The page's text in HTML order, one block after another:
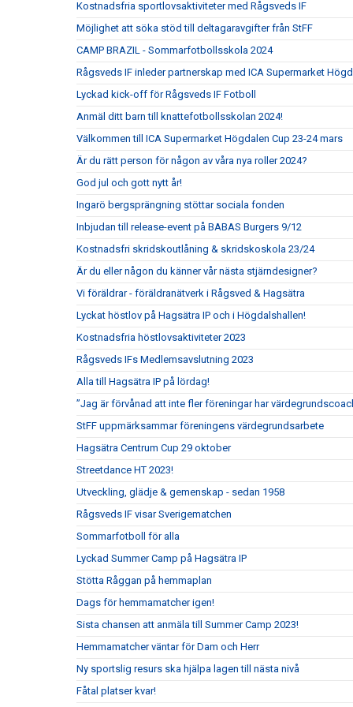
Kostnadsfria sportlovsaktiviteter med Rågsveds IF
Möjlighet att söka stöd till deltagaravgifter från StFF
CAMP BRAZIL - Sommarfotbollsskola 2024
Rågsveds IF inleder partnerskap med ICA Supermarket
Lyckad kick-off för Rågsveds IF Fotboll
Anmäl ditt barn till knattefotbollsskolan 2024!
Välkommen till ICA Supermarket Högdalen Cup 23-24 mars
Är du rätt person för någon av våra nya roller 2024?
God jul och gott nytt år!
Ingarö bergsprängning stöttar sociala fonden
Inbjudan till release-event på BABAS Burgers 9/12
Kostnadsfri skridskoutlåning & skridskoskola 23/24
Är du eller någon du känner vår nästa stjärndesigner?
Vi föräldrar - föräldranätverk i Rågsved & Hagsätra
Lyckat höstlov på Hagsätra IP och i Högdalshallen!
Kostnadsfria höstlovsaktiviteter 2023
Rågsveds IFs Medlemsavslutning 2023
Alla till Hagsätra IP på lördag!
”Jag är förvånad att inte fler föreningar har
StFF uppmärksammar föreningens värdegrundsarbete
Hagsätra Centrum Cup 29 oktober
Streetdance HT 2023!
Utveckling, glädje & gemenskap - sedan 1958
Rågsveds IF visar Sverigematchen
Sommarfotboll för alla
Lyckad Summer Camp på Hagsätra IP
Stötta Råggan på hemmaplan
Dags för hemmamatcher igen!
Sista chansen att anmäla till Summer Camp 2023!
Hemmamatcher väntar för Dam och Herr
Ny sportslig resurs ska hjälpa lagen till nästa nivå
Fåtal platser kvar!